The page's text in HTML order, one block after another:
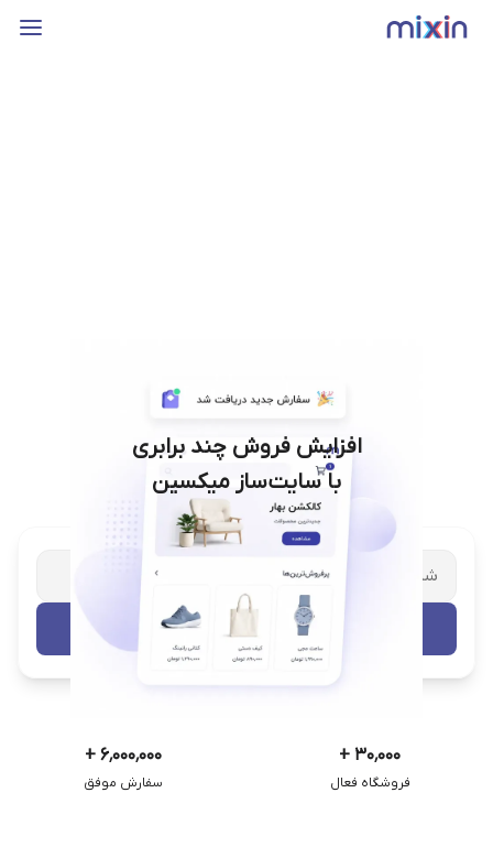
افزایش فروش چند برابری
با سایت‌ساز میکسین
شریک تجاری ترب با پشتیبانی اختصاصی
تست رایگان
۳۰٬۰۰۰ +
فروشگاه فعال
۶٬۰۰۰٬۰۰۰ +
سفارش موفق